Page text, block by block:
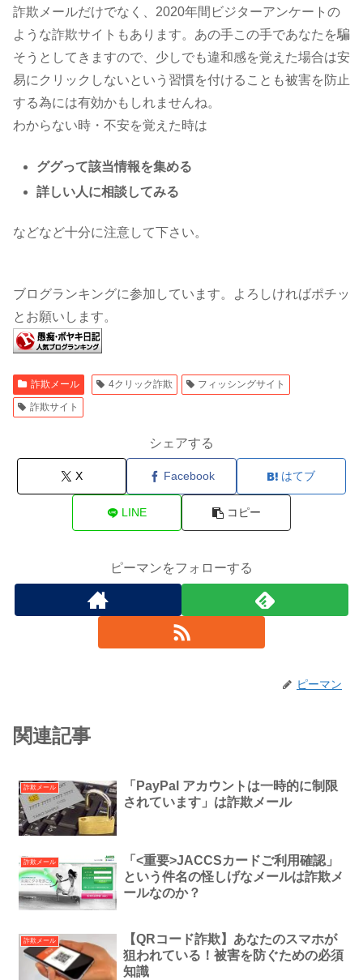
詐欺メールだけでなく、2020年間ビジターアンケートの
ような詐欺サイトもあります。あの手この手であなたを騙
そうとしてきますので、少しでも違和感を覚えた場合は安
易にクリックしないという習慣を付けることも被害を防止
する為には有効かもしれませんね。
わからない時・不安を覚えた時は
ググって該当情報を集める
詳しい人に相談してみる
などなど十分に注意して下さい。
ブログランキングに参加しています。よろしければポチッ
とお願いします。
詐欺メール 4クリック詐欺
フィッシングサイト
詐欺サイト
シェアする
X Facebook はてブ
LINE コピー
ピーマンをフォローする
ピーマン
関連記事
詐欺メール
「PayPal アカウントは一時的に制限
されています」は詐欺メール
詐欺メール
「<重要>JACCSカードご利用確認」
という件名の怪しげなメールは詐欺メ
ールなのか？
詐欺メール
【QRコード詐欺】あなたのスマホが
狙われている！被害を防ぐための必須
知識